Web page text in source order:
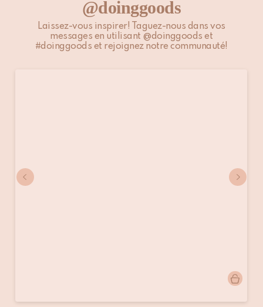
Pour plus d’informations, veuillez consulter notre page
Expédition & Livraison
@doinggoods
Laissez-vous inspirer! Taguez-nous dans vos
messages en utilisant @doinggoods et
#doinggoods et rejoignez notre communauté!
publiée